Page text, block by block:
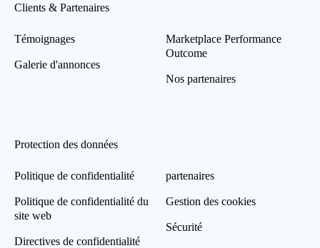
Clients & Partenaires
Témoignages
Galerie d'annonces
Marketplace Performance
Outcome
Nos partenaires
Protection des données
Politique de confidentialité
Politique de confidentialité du
site web
Directives de confidentialité
partenaires
Gestion des cookies
Sécurité